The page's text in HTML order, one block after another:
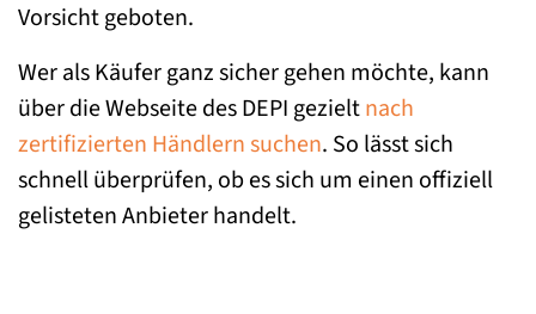
Vorsicht geboten.
Wer als Käufer ganz sicher gehen möchte, kann
über die Webseite des DEPI gezieltnach
zertifizierten Händlern suchen. So lässt sich
schnell überprüfen, ob es sich um einen offiziell
gelisteten Anbieter handelt.